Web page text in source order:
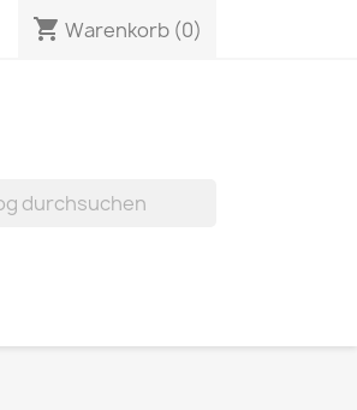
shopping_cart Warenkorb (0)